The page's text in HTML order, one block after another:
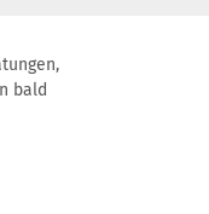
bald